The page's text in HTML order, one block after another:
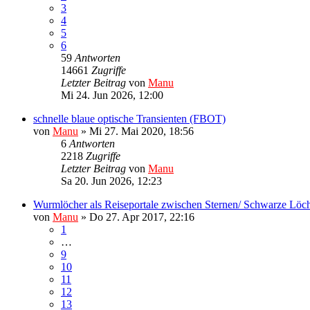
3
4
5
6
59 Antworten
14661 Zugriffe
Letzter Beitrag von Manu
Mi 24. Jun 2026, 12:00
schnelle blaue optische Transienten (FBOT)
von Manu » Mi 27. Mai 2020, 18:56
6 Antworten
2218 Zugriffe
Letzter Beitrag von Manu
Sa 20. Jun 2026, 12:23
Wurmlöcher als Reiseportale zwischen Sternen/ Schwarze
von Manu » Do 27. Apr 2017, 22:16
1
…
9
10
11
12
13